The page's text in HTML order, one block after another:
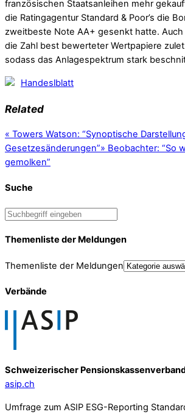
französischen Staatsanleihen mehr
die Ratingagentur Standard & Poor’s die
zweitbeste Note AA+ gesenkt hatte. Auch
die Zahl best bewerteter Wertpapiere
sodass das Anlagespektrum stark
Handeslblatt
Related
« Towers Watson: “Synoptische
Gesetzesänderungen”» Beobachter: “So
gemolken”
Suche
Themenliste der Meldungen
Themenliste der Meldungen
Verbände
Schweizerischer
asip.ch
Umfrage zum ASIP ESG-Reporting